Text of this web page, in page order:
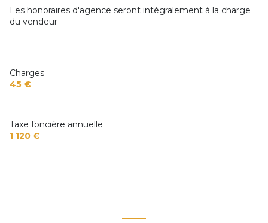
Les honoraires d'agence seront intégralement à la charge
du vendeur
Charges
45 €
Taxe foncière annuelle
1 120 €